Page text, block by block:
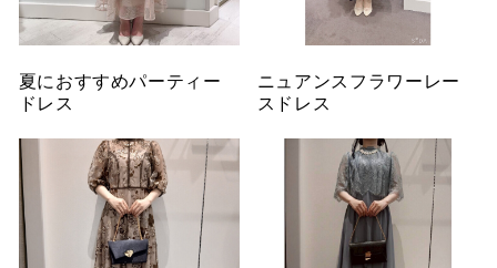
夏におすすめパーティー
ドレス
ニュアンスフラワーレー
スドレス